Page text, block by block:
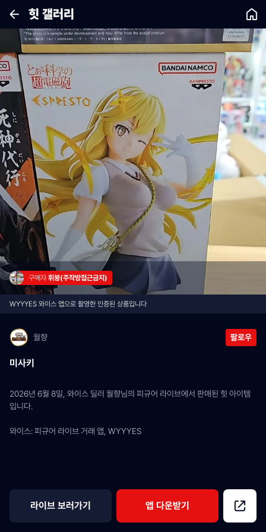
힛 갤러리
구매자 휘붕(주작방접근금지)
WYYYES 와이스 앱으로 촬영한 인증된 상품입니다
월향 팔로우
미사키
2026년 6월 8일, 와이스 딜러 월향님의 피규어 라이브에서 판매된 힛 아이템
입니다.
와이스: 피규어 라이브 거래 앱, WYYYES
라이브 보러가기 앱 다운받기